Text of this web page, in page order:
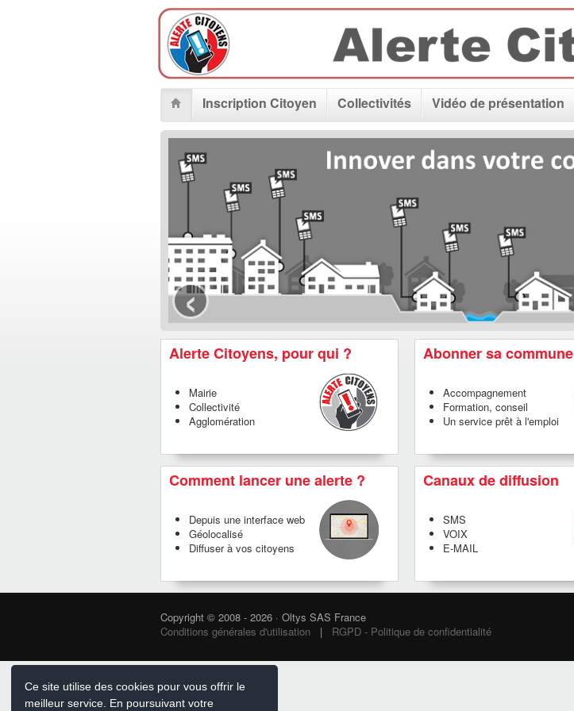
Ce site utilise des cookies pour vous offrir le
meilleur service. En poursuivant votre
Inscription Citoyen Collectivités Vidéo de présentation
‹
Alerte Citoyens, pour qui ?
Mairie
Collectivité
Agglomération
Comment lancer une alerte ?
Depuis une interface web
Géolocalisé
Diffuser à vos citoyens
Abonner sa commune
Accompagnement
Formation, conseil
Un service prêt à l'emploi
Canaux de diffusion
SMS
VOIX
E-MAIL
Copyright © 2008 - 2026 · Oltys SAS France
Conditions générales d'utilisation | RGPD - Politique de confidentialité